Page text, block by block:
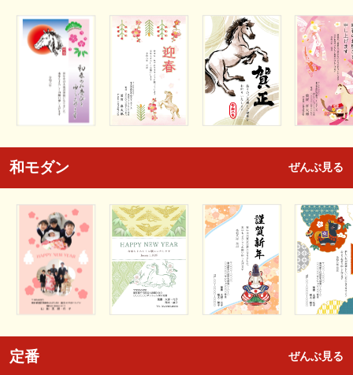
和モダン ぜんぶ見る
定番 ぜんぶ見る